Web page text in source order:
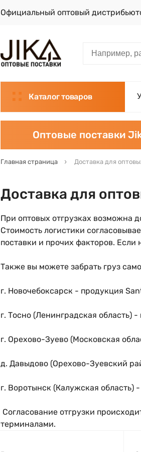
Официальный оптовый
Каталог товаров
Оптовые поставки
Главная страница Доставка для
Доставка для
При оптовых отгрузках возможна
Стоимость логистики
поставки и прочих факторов. Если
Также вы можете забрать груз
г. Новочебоксарск - продукция
г. Тосно (Ленинградская область) -
г. Орехово-Зуево (Московская
д. Давыдово (Орехово-Зуевский
г. Воротынск (Калужская область) -
Согласование отгрузки
терминалами.